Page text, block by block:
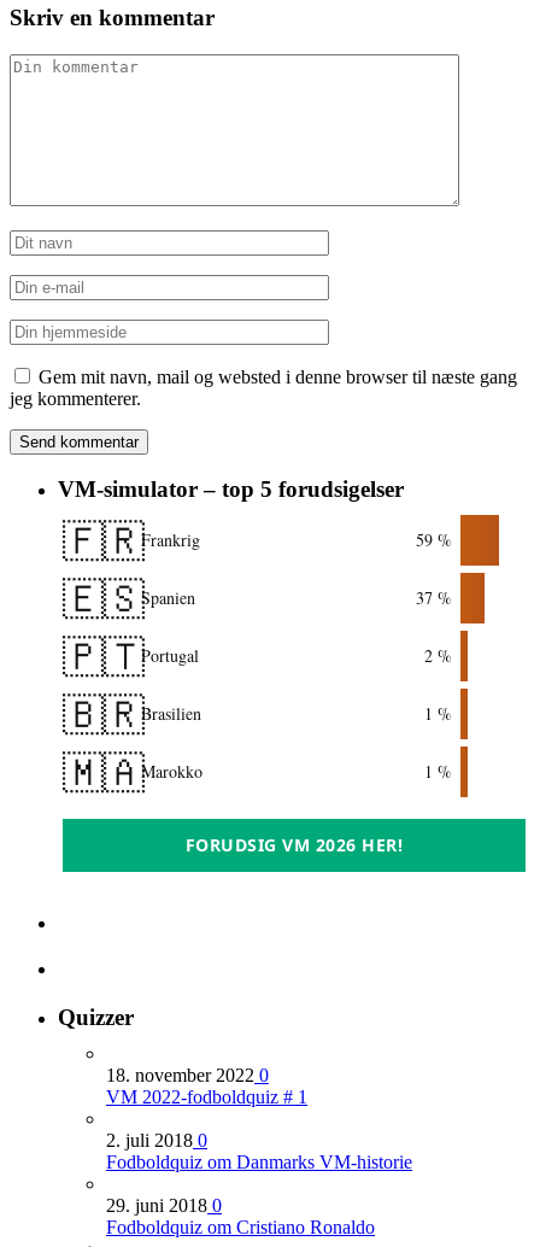
Skriv en kommentar
Gem mit navn, mail og websted i denne browser til næste gang
jeg kommenterer.
VM-simulator – top 5 forudsigelser
🇫🇷Frankrig 59 %
🇪🇸Spanien 37 %
🇵🇹Portugal 2 %
🇧🇷Brasilien 1 %
🇲🇦Marokko 1 %
FORUDSIG VM 2026 HER!
Quizzer
18. november 2022 0
VM 2022-fodboldquiz # 1
2. juli 2018 0
Fodboldquiz om Danmarks VM-historie
29. juni 2018 0
Fodboldquiz om Cristiano Ronaldo